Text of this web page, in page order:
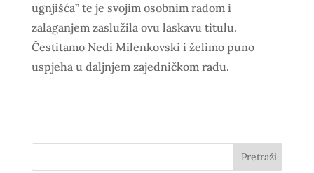
ugnjišća” te je svojim osobnim radom i
zalaganjem zaslužila ovu laskavu titulu.
Čestitamo Nedi Milenkovski i želimo puno
uspjeha u daljnjem zajedničkom radu.